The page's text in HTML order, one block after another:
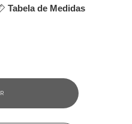
Tabela de Medidas